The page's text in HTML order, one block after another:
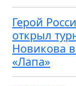
Герой
открыл
Новикова
«Лапа»